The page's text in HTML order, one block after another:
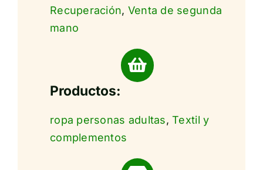
Recuperación, Venta de segunda
mano
Productos:
ropa personas adultas,Textil y
complementos